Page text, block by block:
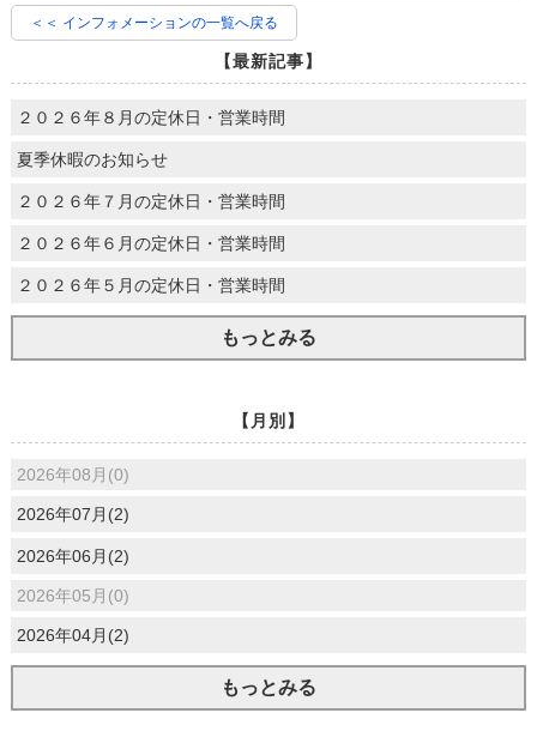
＜＜ インフォメーションの一覧へ戻る
【最新記事】
２０２６年８月の定休日・営業時間
夏季休暇のお知らせ
２０２６年７月の定休日・営業時間
２０２６年６月の定休日・営業時間
２０２６年５月の定休日・営業時間
もっとみる
【月別】
2026年08月(0)
2026年07月(2)
2026年06月(2)
2026年05月(0)
2026年04月(2)
もっとみる